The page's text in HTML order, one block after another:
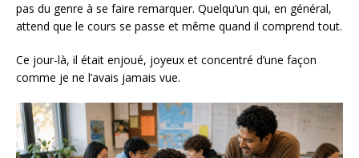
pas du genre à se faire remarquer. Quelqu’un qui, en général,
attend que le cours se passe et même quand il comprend tout.
Ce jour-là, il était enjoué, joyeux et concentré d’une façon
comme je ne l’avais jamais vue.